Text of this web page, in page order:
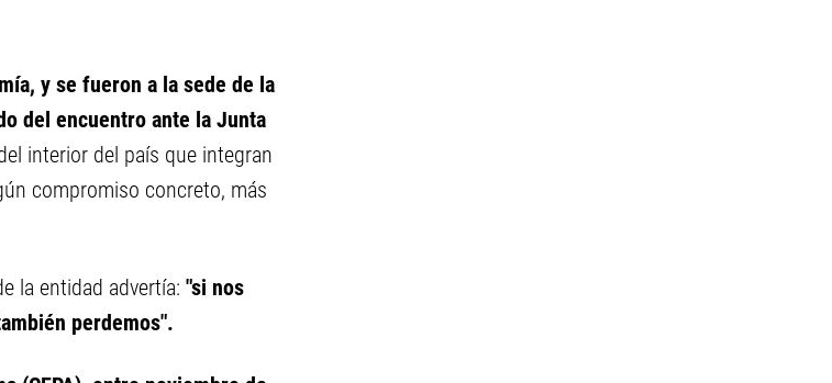
y se fueron a la sede de la
del encuentro ante la Junta
interior del país que integran
compromiso concreto, más
la entidad advertía: "si nos
perdemos".